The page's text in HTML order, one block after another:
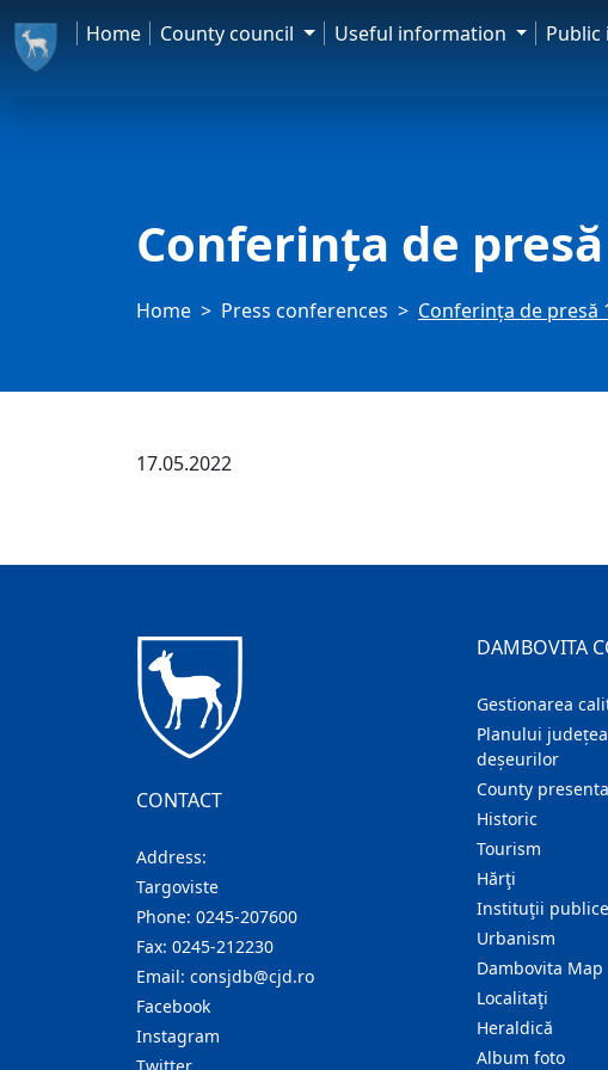
Home County council Useful information
Conferința de presă
Home Press conferences Conferința de presă
17.05.2022
CONTACT
Address:
Targoviste
Phone: 0245-207600
Fax: 0245-212230
Email: consjdb@cjd.ro
Facebook
Instagram
DAMBOVITA
Gestionarea
Planului
deșeurilor
County
Historic
Tourism
Hărţi
Instituţii publice
Urbanism
Dambovita Map
Localitaţi
Heraldică
Album foto